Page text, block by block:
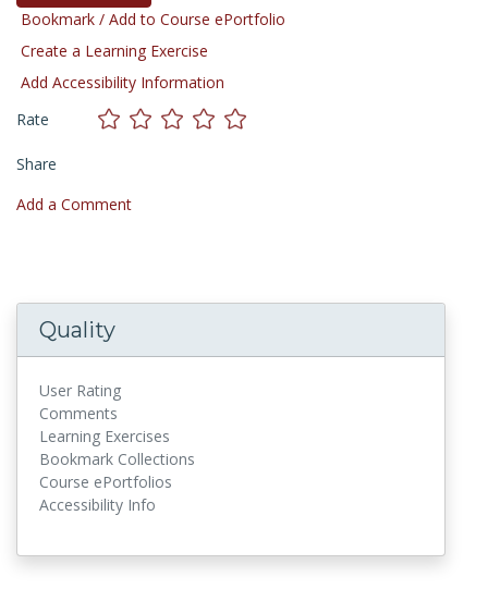
Bookmark / Add to Course ePortfolio
Create a Learning Exercise
Add Accessibility Information
Rate
Share
Add a Comment
Quality
User Rating
Comments
Learning Exercises
Bookmark Collections
Course ePortfolios
Accessibility Info